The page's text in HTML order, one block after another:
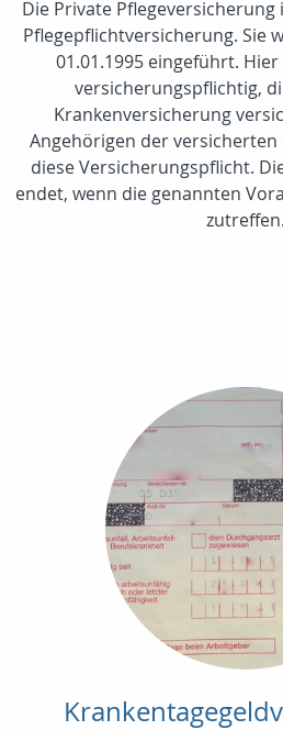
Die Private Pflegeversicherung
Pflegepflichtversicherung. Sie
01.01.1995 eingeführt.
versicherungspflichtig,
Krankenversicherung
Angehörigen der
diese Versicherungspflicht.
endet, wenn die genannten
zutreffen.